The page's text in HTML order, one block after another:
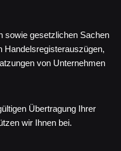
sowie gesetzlichen Sachen
Handelsregisterauszügen,
von Unternehmen
Übertragung Ihrer
wir Ihnen bei.